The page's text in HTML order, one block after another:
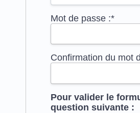
Mot de passe :*
Confirmation du mot
Pour valider le
question suivante :